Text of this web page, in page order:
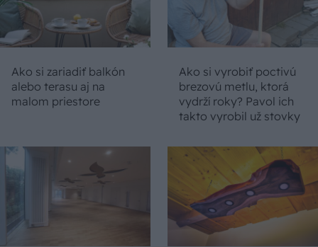
Ako si zariadiť balkón
alebo terasu aj na
malom priestore
Ako si vyrobiť poctivú
brezovú metlu, ktorá
vydrží roky? Pavol ich
takto vyrobil už stovky